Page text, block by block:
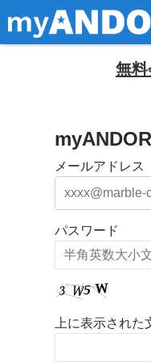
無
メールアドレス
パスワード
上に表示された